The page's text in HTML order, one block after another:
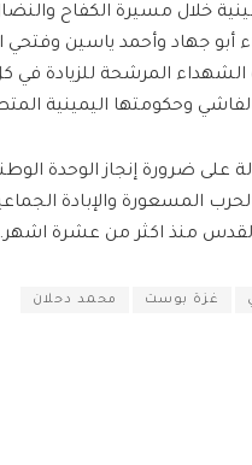
خلال مسيرة الكفاح
أبو جهاد وأحمد ياسين
المرشحة للزيادة
وحكومتها اليمينية
على ضرورة إنجاز الوحدة
المسعورة والإبادة
منذ اكثر من عشرة اشهر.
غزة بوست محمد دحلان